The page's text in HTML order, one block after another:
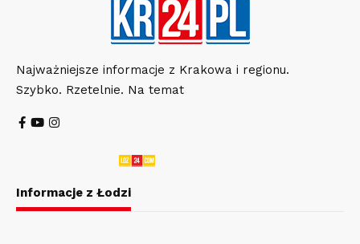
Najważniejsze informacje z Krakowa i regionu.
Szybko. Rzetelnie. Na temat
Informacje z Łodzi